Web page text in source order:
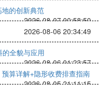
的创新典范
2026-08-07 00:58:50
2026-08-06 20:34:49
全貌与应用
2026-08-06 01:23:57
算详解+隐形收费排查指南
2026-08-05 21:11:15